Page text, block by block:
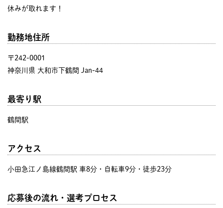
休みが取れます！
勤務地住所
〒242-0001
神奈川県 大和市下鶴間 Jan-44
最寄り駅
鶴間駅
アクセス
小田急江ノ島線鶴間駅 車8分・自転車9分・徒歩23分
応募後の流れ・選考プロセス